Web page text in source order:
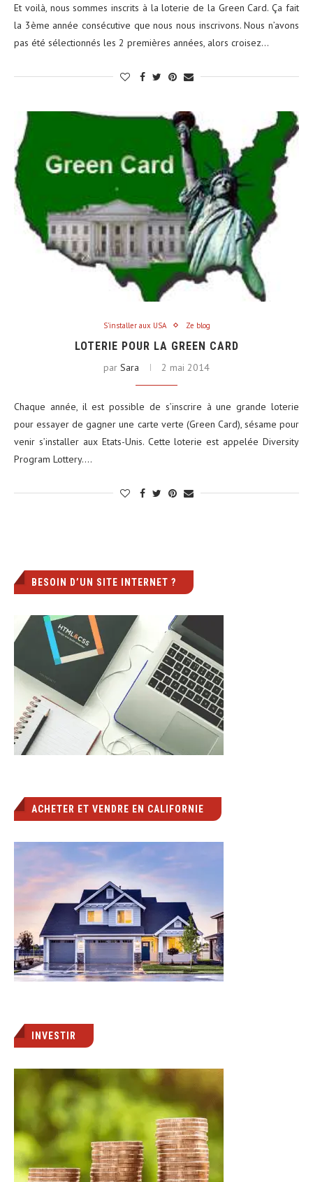
Et voilà, nous sommes inscrits à la loterie de la Green Card. Ça fait
la 3ème année consécutive que nous nous inscrivons. Nous n’avons
pas été sélectionnés les 2 premières années, alors croisez…
S'installer aux USA Ze blog
LOTERIE POUR LA GREEN CARD
par Sara 2 mai 2014
Chaque année, il est possible de s’inscrire à une grande loterie
pour essayer de gagner une carte verte (Green Card), sésame pour
venir s’installer aux Etats-Unis. Cette loterie est appelée Diversity
Program Lottery.…
BESOIN D’UN SITE INTERNET ?
ACHETER ET VENDRE EN CALIFORNIE
INVESTIR